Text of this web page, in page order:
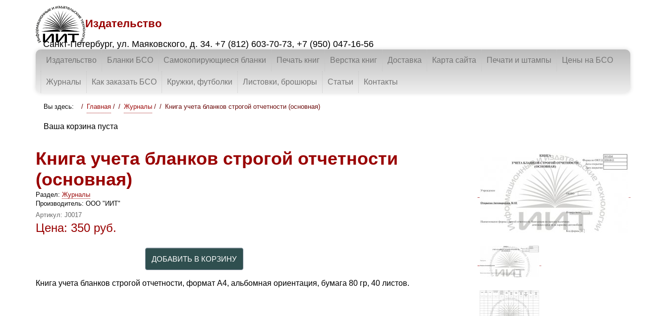
Издательство
Санкт-Петербург, ул. Маяковского, д. 34. +7 (812) 603-70-73, +7 (950) 047-16-56
Издательство Бланки БСО Самокопирующиеся бланки Печать книг Верстка книг Доставка Карта сайта Печати и штампы Цены на БСО
Журналы Как заказать БСО Кружки, футболки Листовки, брошюры Статьи Контакты
Вы здесь: Главная / Журналы / Книга учета бланков строгой отчетности (основная)
Ваша корзина пуста
Книга учета бланков строгой отчетности
(основная)
Раздел: Журналы
Производитель: ООО "ИИТ"
Артикул: J0017
Цена: 350 руб.
Книга учета бланков строгой отчетности, формат А4, альбомная ориентация, бумага 80 гр, 40 листов.